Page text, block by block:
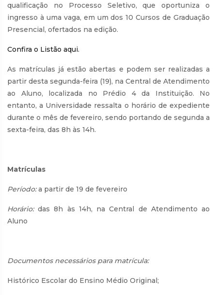
qualificação no Processo Seletivo, que oportuniza o
ingresso à uma vaga, em um dos 10 Cursos de Graduação
Presencial, ofertados na edição.
Confira o Listão aqui.
As matrículas já estão abertas e podem ser realizadas a
partir desta segunda-feira (19), na Central de Atendimento
ao Aluno, localizada no Prédio 4 da Instituição. No
entanto, a Universidade ressalta o horário de expediente
durante o mês de fevereiro, sendo portando de segunda a
sexta-feira, das 8h às 14h.
Matrículas
Período:a partir de 19 de fevereiro
Horário:das 8h às 14h, na Central de Atendimento ao
Aluno
Documentos necessários para matrícula:
Histórico Escolar do Ensino Médio Original;